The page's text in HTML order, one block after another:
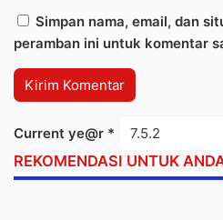
Simpan nama, email, dan
peramban ini untuk komentar
Current ye@r *
REKOMENDASI UNTUK